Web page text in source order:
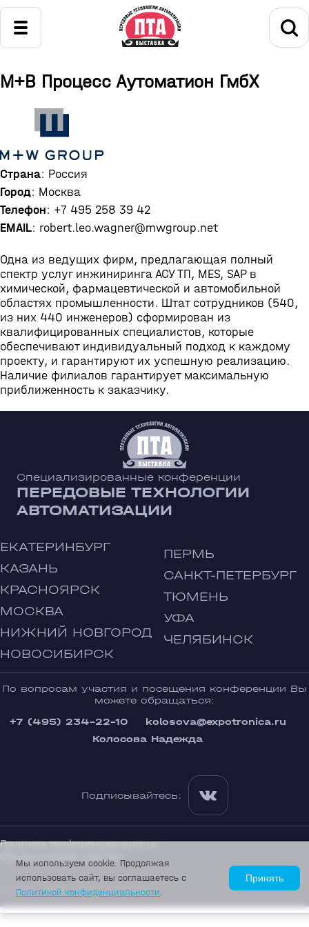
М+В Процесс Аутоматион ГмбХ
Страна: Россия
Город: Москва
Телефон: +7 495 258 39 42
EMAIL: robert.leo.wagner@mwgroup.net
Одна из ведущих фирм, предлагающая полный
спектр услуг инжиниринга АСУ ТП, MES, SAP в
химической, фармацевтической и автомобильной
областях промышленности. Штат сотрудников (540,
из них 440 инженеров) сформирован из
квалифицированных специалистов, которые
обеспечивают индивидуальный подход к каждому
проекту, и гарантируют их успешную реализацию.
Наличие филиалов гарантирует максимальную
приближенность к заказчику.
Специализированные конференции
ПЕРЕДОВЫЕ ТЕХНОЛОГИИ
АВТОМАТИЗАЦИИ
ЕКАТЕРИНБУРГ
КАЗАНЬ
КРАСНОЯРСК
МОСКВА
НИЖНИЙ НОВГОРОД
НОВОСИБИРСК
ПЕРМЬ
САНКТ-ПЕТЕРБУРГ
ТЮМЕНЬ
УФА
ЧЕЛЯБИНСК
По вопросам участия и посещения конференции Вы
можете обращаться:
+7 (495) 234-22-10
kolosova@expotronica.ru
Колосова Надежда
Подписывайтесь:
Политика конфиденциальности
Общие условия участия
© 2002—2026 «Экспотроника»
Мы используем cookie. Продолжая
использовать сайт, вы соглашаетесь с
Политикой конфиденциальности.
Принять